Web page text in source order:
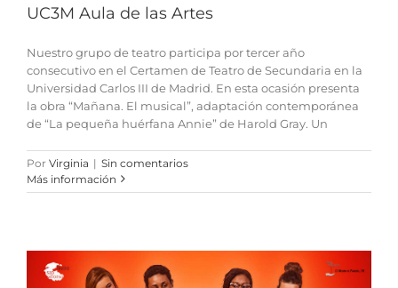
UC3M Aula de las Artes
Nuestro grupo de teatro participa por tercer año
consecutivo en el Certamen de Teatro de Secundaria en la
Universidad Carlos III de Madrid. En esta ocasión presenta
la obra “Mañana. El musical”, adaptación contemporánea
de “La pequeña huérfana Annie” de Harold Gray. Un
Por Virginia | Sin comentarios
Más información